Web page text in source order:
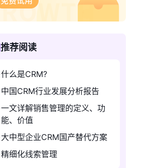
推荐阅读
什么是CRM?
中国CRM行业发展分析报告
一文详解销售管理的定义、功
能、价值
大中型企业CRM国产替代方案
精细化线索管理